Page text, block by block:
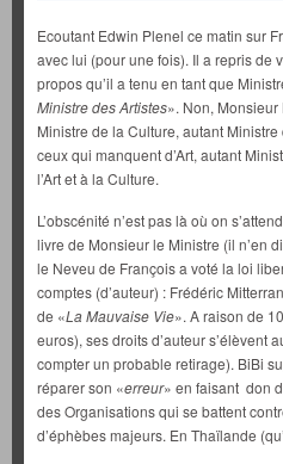
Ecoutant Edwin Plenel ce matin sur
avec lui (pour une fois). Il a repris de
propos qu’il a tenu en tant que
Ministre des Artistes». Non,
Ministre de la Culture, autant
ceux qui manquent d’Art, autant
l’Art et à la Culture.
L’obscénité n’est pas là où on
livre de Monsieur le Ministre (il n’en
le Neveu de François a voté la loi
comptes (d’auteur) : Frédéric
de «La Mauvaise Vie». A raison de
euros), ses droits d’auteur s’élèvent
compter un probable retirage). BiBi
réparer son «erreur» en faisant don
des Organisations qui se battent
d’éphèbes majeurs. En Thaïlande